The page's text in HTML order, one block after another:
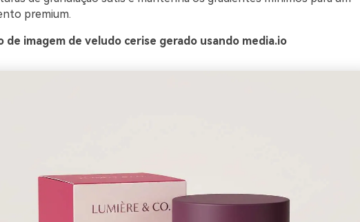
premium.
de imagem de veludo cerise gerado usando media.io